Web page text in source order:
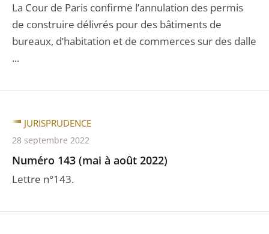
La Cour de Paris confirme l’annulation des permis
de construire délivrés pour des bâtiments de
bureaux, d’habitation et de commerces sur des dalle
...
Numéro 143 (mai à août 2022)
Lettre n°143.
JURISPRUDENCE
28 septembre 2022